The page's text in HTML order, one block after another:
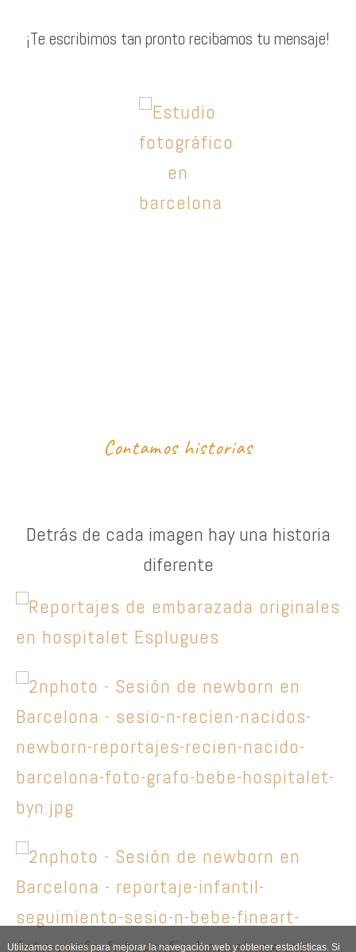
¡Te escribimos tan pronto recibamos tu mensaje!
Contamos historias
Detrás de cada imagen hay una historia
diferente
Utilizamos cookies para mejorar la navegación web y obtener estadísticas. Si